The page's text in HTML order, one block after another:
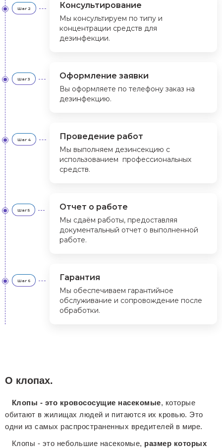
Шаг 2 Консультирование
Мы консультируем по типу и
концентрации средств для
дезинфекции.
Шаг 3 Оформление заявки
Вы оформляете по телефону заказ на
дезинфекцию.
Шаг 4 Проведение работ
Мы выполняем дезинсекцию с
использованием профессиональных
средств.
Шаг 5 Отчет о работе
Мы сдаём работы, предоставляя
документальный отчет о выполненной
работе.
Шаг 6 Гарантия
Мы обеспечиваем гарантийное
обслуживание и сопровождение после
обработки.
О клопах.
Клопы - это кровососущие насекомые, которые
обитают в жилищах людей и питаются их кровью. Это
одни из самых распространенных вредителей в мире.
Клопы - это небольшие насекомые, размер которых